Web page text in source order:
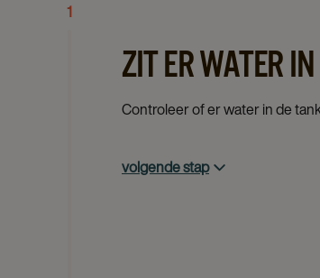
1
ZIT ER WATER
Controleer of er water in de
volgende stap